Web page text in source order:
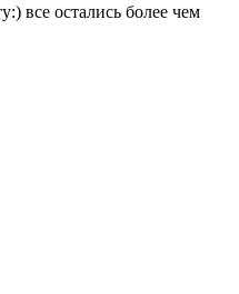
все остались более чем